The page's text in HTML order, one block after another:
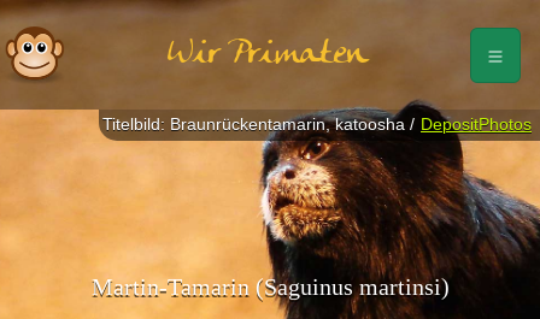
Wir Primaten
Martin-Tamarin (Saguinus martinsi)
Titelbild: Braunrückentamarin, katoosha / DepositPhotos